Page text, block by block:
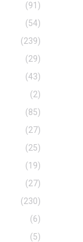
(91)
(54)
(239)
(29)
(43)
(2)
(85)
(27)
(25)
(19)
(27)
(230)
(6)
(5)